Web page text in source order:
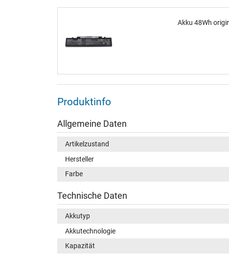
Akku 48Wh
Produktinfo
Allgemeine Daten
Artikelzustand
Hersteller
Farbe
Technische Daten
Akkutyp
Akkutechnologie
Kapazität